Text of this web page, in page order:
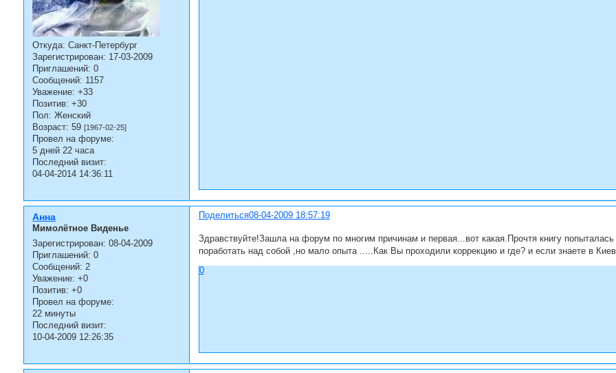
Откуда: Санкт-Петербург
Зарегистрирован: 17-03-2009
Приглашений: 0
Сообщений: 1157
Уважение: +33
Позитив: +30
Пол: Женский
Возраст: 59[1967-02-25]
Провел на форуме:
5 дней 22 часа
Последний визит:
04-04-2014 14:36:11
Поделиться08-04-2009 18:57:19
Анна
Мимолётное Виденье
Зарегистрирован: 08-04-2009
Приглашений: 0
Сообщений: 2
Уважение: +0
Позитив: +0
Провел на форуме:
22 минуты
Последний визит:
10-04-2009 12:26:35
Здравствуйте!Зашла на форум по многим причинам и первая...вот какая.Прочтя книгу
поработать над собой ,но мало опыта .....Как Вы проходили коррекцию и где? и если знаете в
0